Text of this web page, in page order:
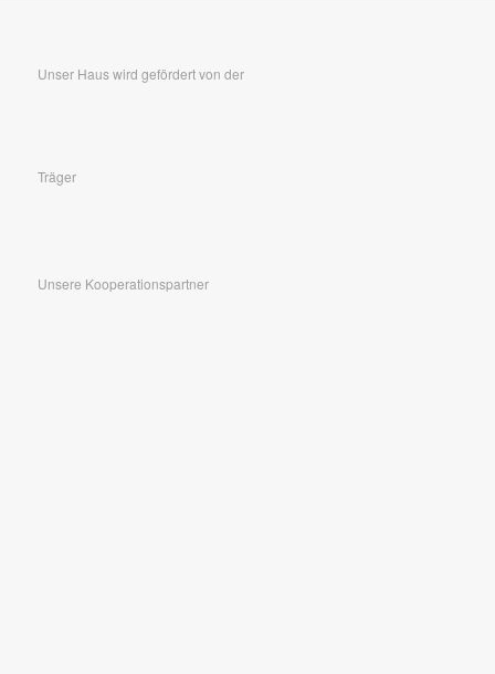
Unser Haus wird gefördert von der
Träger
Unsere Kooperationspartner